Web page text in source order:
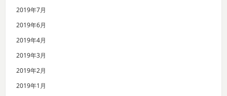
2019年7月
2019年6月
2019年4月
2019年3月
2019年2月
2019年1月